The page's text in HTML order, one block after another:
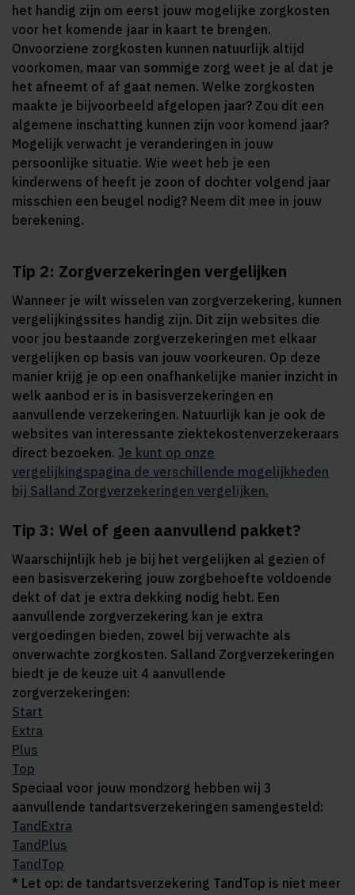
het handig zijn om eerst jouw mogelijke zorgkosten
voor het komende jaar in kaart te brengen.
Onvoorziene zorgkosten kunnen natuurlijk altijd
voorkomen, maar van sommige zorg weet je al dat je
het afneemt of af gaat nemen. Welke zorgkosten
maakte je bijvoorbeeld afgelopen jaar? Zou dit een
algemene inschatting kunnen zijn voor komend jaar?
Mogelijk verwacht je veranderingen in jouw
persoonlijke situatie. Wie weet heb je een
kinderwens of heeft je zoon of dochter volgend jaar
misschien een beugel nodig? Neem dit mee in jouw
berekening.
Tip 2: Zorgverzekeringen vergelijken
Wanneer je wilt wisselen van zorgverzekering, kunnen
vergelijkingssites handig zijn. Dit zijn websites die
voor jou bestaande zorgverzekeringen met elkaar
vergelijken op basis van jouw voorkeuren. Op deze
manier krijg je op een onafhankelijke manier inzicht in
welk aanbod er is in basisverzekeringen en
aanvullende verzekeringen. Natuurlijk kan je ook de
websites van interessante ziektekostenverzekeraars
direct bezoeken. Je kunt op onze
vergelijkingspagina de verschillende mogelijkheden
bij Salland Zorgverzekeringen vergelijken.
Tip 3: Wel of geen aanvullend pakket?
Waarschijnlijk heb je bij het vergelijken al gezien of
een basisverzekering jouw zorgbehoefte voldoende
dekt of dat je extra dekking nodig hebt. Een
aanvullende zorgverzekering kan je extra
vergoedingen bieden, zowel bij verwachte als
onverwachte zorgkosten. Salland Zorgverzekeringen
biedt je de keuze uit 4 aanvullende
zorgverzekeringen:
Start
Extra
Plus
Top
Speciaal voor jouw mondzorg hebben wij 3
aanvullende tandartsverzekeringen samengesteld:
TandExtra
TandPlus
TandTop
* Let op: de tandartsverzekering TandTop is niet meer